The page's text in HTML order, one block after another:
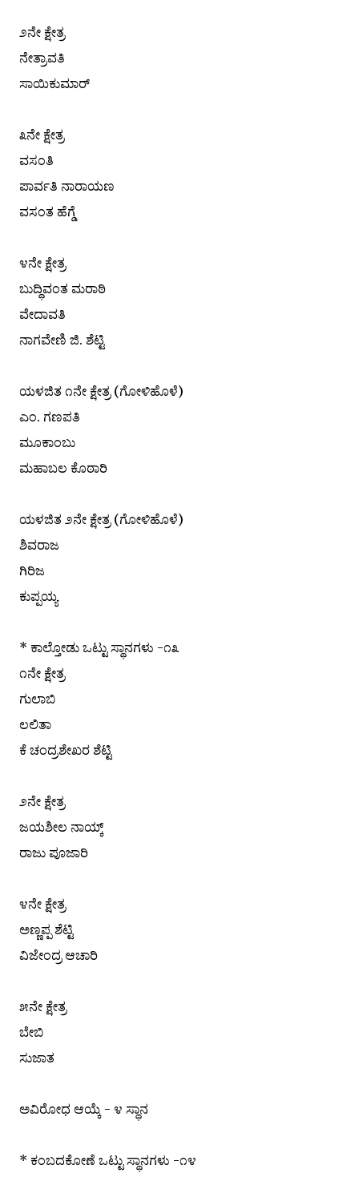
೨ನೇ ಕ್ಷೇತ್ರ
ನೇತ್ರಾವತಿ
ಸಾಯಿಕುಮಾರ್
೩ನೇ ಕ್ಷೇತ್ರ
ವಸಂತಿ
ಪಾರ್ವತಿ ನಾರಾಯಣ
ವಸಂತ ಹೆಗ್ಡೆ
೪ನೇ ಕ್ಷೇತ್ರ
ಬುದ್ಧಿವಂತ ಮರಾಠಿ
ವೇದಾವತಿ
ನಾಗವೇಣಿ ಜಿ. ಶೆಟ್ಟಿ
ಯಳಜಿತ ೧ನೇ ಕ್ಷೇತ್ರ (ಗೋಳಿಹೊಳೆ)
ಎಂ. ಗಣಪತಿ
ಮೂಕಾಂಬು
ಮಹಾಬಲ ಕೊಠಾರಿ
ಯಳಜಿತ ೨ನೇ ಕ್ಷೇತ್ರ (ಗೋಳಿಹೊಳೆ)
ಶಿವರಾಜ
ಗಿರಿಜ
ಕುಪ್ಪಯ್ಯ
* ಕಾಲ್ತೋಡು ಒಟ್ಟು ಸ್ಥಾನಗಳು -೧೩
೧ನೇ ಕ್ಷೇತ್ರ
ಗುಲಾಬಿ
ಲಲಿತಾ
ಕೆ ಚಂದ್ರಶೇಖರ ಶೆಟ್ಟಿ
೨ನೇ ಕ್ಷೇತ್ರ
ಜಯಶೀಲ ನಾಯ್ಕ್
ರಾಜು ಪೂಜಾರಿ
೪ನೇ ಕ್ಷೇತ್ರ
ಅಣ್ಣಪ್ಪ ಶೆಟ್ಟಿ
ವಿಜೇಂದ್ರ ಆಚಾರಿ
೫ನೇ ಕ್ಷೇತ್ರ
ಬೇಬಿ
ಸುಜಾತ
ಅವಿರೋಧ ಆಯ್ಕೆ - ೪ ಸ್ಥಾನ
* ಕಂಬದಕೋಣೆ ಒಟ್ಟು ಸ್ಥಾನಗಳು -೧೪